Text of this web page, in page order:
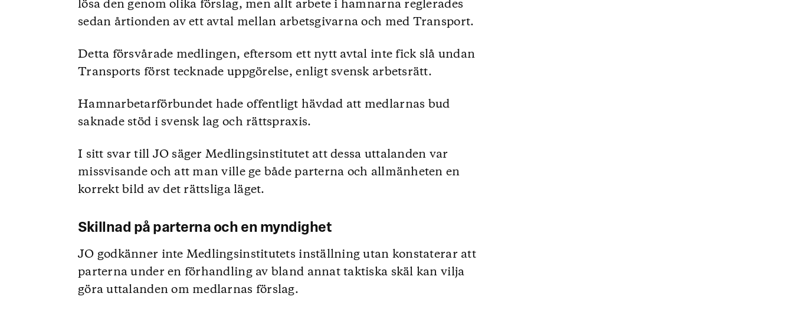
lösa den genom olika förslag, men allt arbete i hamnarna reglerades
sedan årtionden av ett avtal mellan arbetsgivarna och med Transport.
Detta försvårade medlingen, eftersom ett nytt avtal inte fick slå undan
Transports först tecknade uppgörelse, enligt svensk arbetsrätt.
Hamnarbetarförbundet hade offentligt hävdad att medlarnas bud
saknade stöd i svensk lag och rättspraxis.
I sitt svar till JO säger Medlingsinstitutet att dessa uttalanden var
missvisande och att man ville ge både parterna och allmänheten en
korrekt bild av det rättsliga läget.
Skillnad på parterna och en myndighet
JO godkänner inte Medlingsinstitutets inställning utan konstaterar att
parterna under en förhandling av bland annat taktiska skäl kan vilja
göra uttalanden om medlarnas förslag.